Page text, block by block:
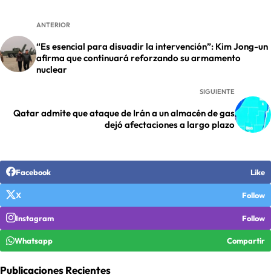
ANTERIOR
“Es esencial para disuadir la intervención”: Kim Jong-un
afirma que continuará reforzando su armamento
nuclear
SIGUIENTE
Qatar admite que ataque de Irán a un almacén de gas
dejó afectaciones a largo plazo
Facebook Like
X Follow
Instagram Follow
Whatsapp Compartir
Publicaciones Recientes